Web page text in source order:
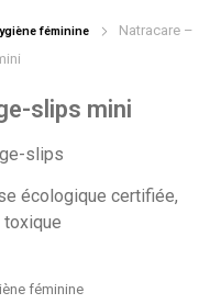
féminine
Natracare –
slips mini
slips
écologique certifiée,
toxique
féminine